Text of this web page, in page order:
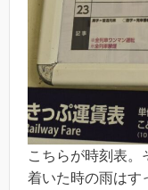
こちらが時刻表。
着いた時の雨はす